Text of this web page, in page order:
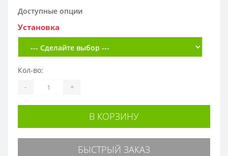
Доступные опции
Установка
Кол-во:
- +
В КОРЗИНУ
БЫСТРЫЙ ЗАКАЗ